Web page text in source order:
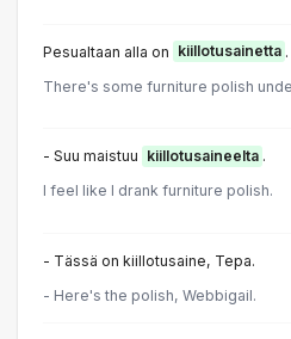
Pesualtaan alla on kiillotusainetta .
There's some furniture polish
- Suu maistuu kiillotusaineelta .
I feel like I drank furniture polish.
- Tässä on kiillotusaine, Tepa.
- Here's the polish, Webbigail.